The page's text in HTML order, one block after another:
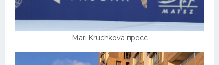
Mari Kruchkova пресс